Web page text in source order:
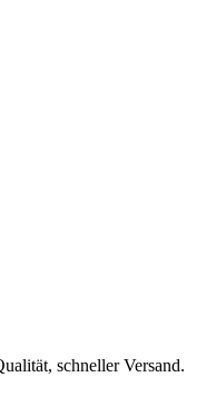
schneller Versand.